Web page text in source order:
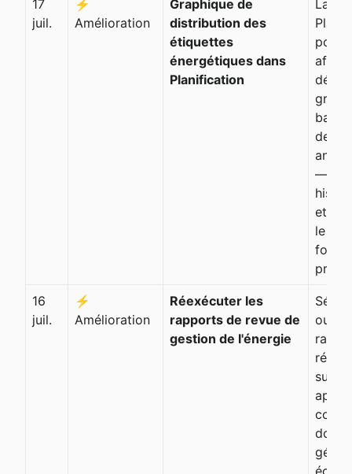
17
juil.
⚡
Amélioration
Graphique de
distribution des
étiquettes
énergétiques dans
Planification
La
des
—
et
le
16
juil.
⚡
Amélioration
Réexécuter les
rapports de revue de
gestion de l'énergie
ou
sur
après